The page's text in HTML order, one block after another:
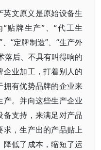
文原义是原始设备生
贴牌生产”、“代工生
“定牌制造”、“生产外
落后、不具有叫得响的
业加工，打着别人的
有优势品牌的企业来
。并向这些生产企业
支持，来满足对产品
求，生产出的产品贴上
低了成本，缩短了运